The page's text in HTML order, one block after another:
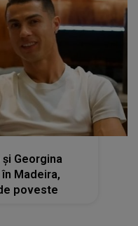
Georgina
Madeira,
poveste